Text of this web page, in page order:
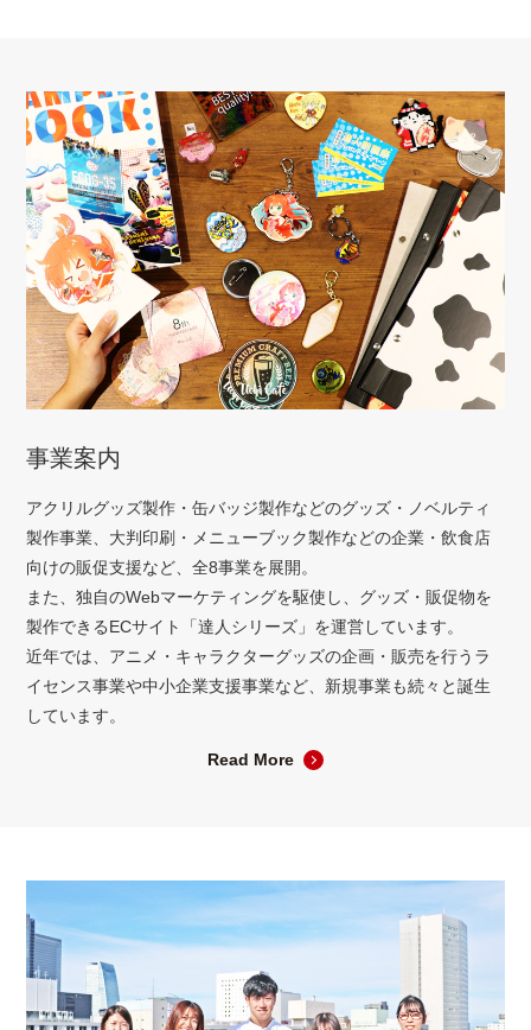
事業案内
アクリルグッズ製作・缶バッジ製作などのグッズ・ノベルティ
製作事業、大判印刷・メニューブック製作などの企業・飲食店
向けの販促支援など、全8事業を展開。
また、独自のWebマーケティングを駆使し、グッズ・販促物を
製作できるECサイト「達人シリーズ」を運営しています。
近年では、アニメ・キャラクターグッズの企画・販売を行うラ
イセンス事業や中小企業支援事業など、新規事業も続々と誕生
しています。
Read More